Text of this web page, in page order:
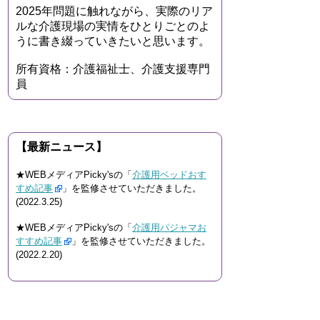
2025年問題に触れながら、実際のリア
ルな介護現場の実情をひとりごとのよ
うに書き綴っていきたいと思います。
所有資格：介護福祉士、介護支援専門
員
【最新ニュース】
★WEBメディアPicky'sの「 介護用ベッドおす
すめ記事
」を監修させていただきました。
(2022.3.25)
★WEBメディアPicky'sの「 介護用パジャマお
すすめ記事
」を監修させていただきました。
(2022.2.20)